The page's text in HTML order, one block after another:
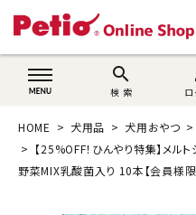
wovn-
search
検 索 ロ
猫用品
HOME 犬用品 犬用おやつ
【25%OFF！ひんやり特集】メ
野菜MIX乳酸菌入り 10本【会員様限